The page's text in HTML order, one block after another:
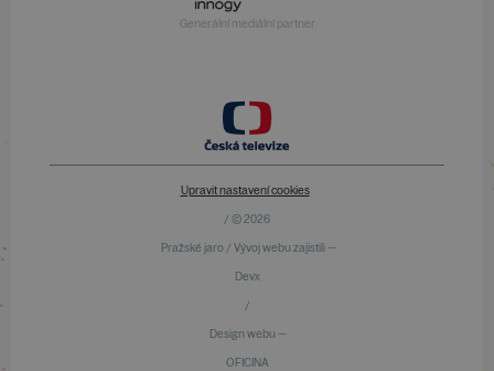
Generální mediální partner
Upravit nastavení cookies
/ © 2026
Pražské jaro / Vývoj webu zajistili —
Devx
/
Design webu —
OFICINA